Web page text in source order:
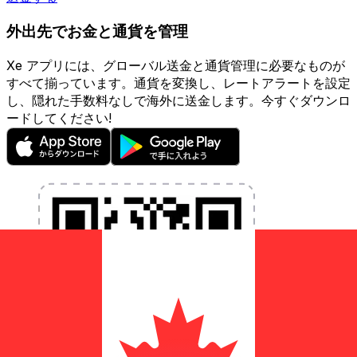
外出先でお金と通貨を管理
Xe アプリには、グローバル送金と通貨管理に必要なものが
すべて揃っています。通貨を変換し、レートアラートを設定
し、隠れた手数料なしで海外に送金します。今すぐダウンロ
ードしてください!